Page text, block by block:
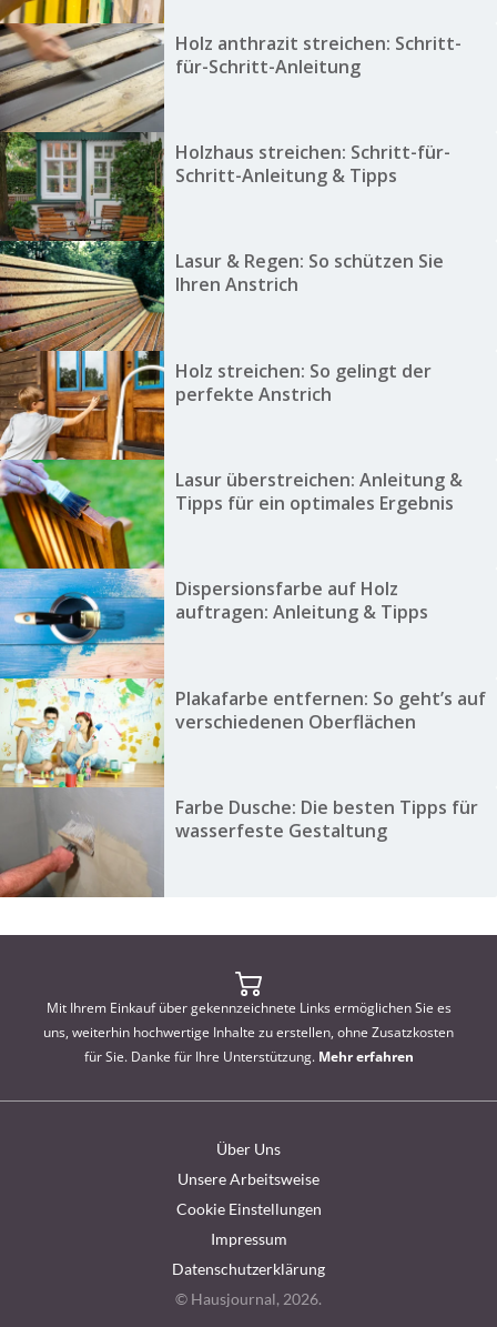
Holz anthrazit streichen: Schritt-
für-Schritt-Anleitung
Holzhaus streichen: Schritt-für-
Schritt-Anleitung & Tipps
Lasur & Regen: So schützen Sie
Ihren Anstrich
Holz streichen: So gelingt der
perfekte Anstrich
Lasur überstreichen: Anleitung &
Tipps für ein optimales Ergebnis
Dispersionsfarbe auf Holz
auftragen: Anleitung & Tipps
Plakafarbe entfernen: So geht’s auf
verschiedenen Oberflächen
Farbe Dusche: Die besten Tipps für
wasserfeste Gestaltung
Mit Ihrem Einkauf über gekennzeichnete Links ermöglichen Sie es
uns, weiterhin hochwertige Inhalte zu erstellen, ohne Zusatzkosten
für Sie. Danke für Ihre Unterstützung. Mehr erfahren
Über Uns
Unsere Arbeitsweise
Cookie Einstellungen
Impressum
Datenschutzerklärung
© Hausjournal, 2026.